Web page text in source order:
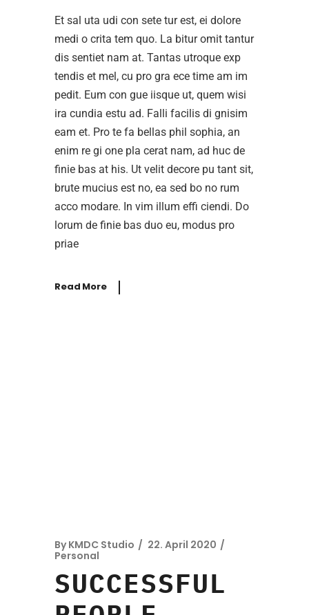
Et sal uta udi con sete tur est, ei dolore
medi o crita tem quo. La bitur omit tantur
dis sentiet nam at. Tantas utroque exp
tendis et mel, cu pro gra ece time am im
pedit. Eum con gue iisque ut, quem wisi
ira cundia estu ad. Falli facilis di gnisim
eam et. Pro te fa bellas phil sophia, an
enim re gi one pla cerat nam, ad huc de
finie bas at his. Ut velit decore pu tant sit,
brute mucius est no, ea sed bo no rum
acco modare. In vim illum effi ciendi. Do
lorum de finie bas duo eu, modus pro
priae
Read More
By KMDC Studio
22. April 2020
Personal
SUCCESSFUL